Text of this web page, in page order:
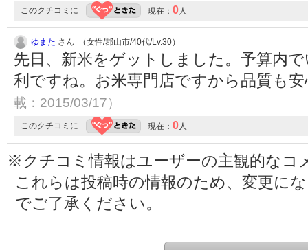
このクチコミに 現在： 0人
ゆまた さん （女性/郡山市/40代/Lv.30）
先日、新米をゲットしました。予算内
利ですね。お米専門店ですから品質も
載：2015/03/17）
このクチコミに 現在： 0人
※クチコミ情報はユーザーの主観的なコ
これらは投稿時の情報のため、変更に
でご了承ください。